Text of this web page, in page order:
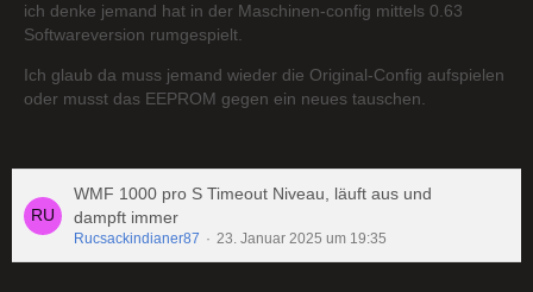
ich denke jemand hat in der Maschinen-config mittels 0.63
Softwareversion rumgespielt.
Ich glaub da muss jemand wieder die Original-Config aufspielen
oder musst das EEPROM gegen ein neues tauschen.
WMF 1000 pro S Timeout Niveau, läuft aus und
dampft immer
Rucsackindianer87 23. Januar 2025 um 19:35